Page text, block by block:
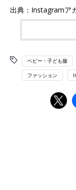
出典：Instagramア
ベビー・子ども服
ファッション